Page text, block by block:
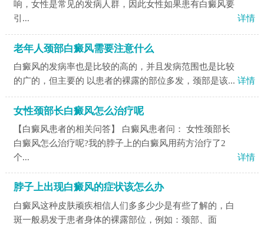
响，女性是常见的发病人群，因此女性如果患有白癜风要
引...
详情
老年人颈部白癜风需要注意什么
白癜风的发病率也是比较的高的，并且发病范围也是比较
的广的，但主要的 以患者的裸露的部位多发，颈部是该... 详情
女性颈部长白癜风怎么治疗呢
【白癜风患者的相关问答】 白癜风患者问： 女性颈部长
白癜风怎么治疗呢?我的脖子上的白癜风用药方治疗了2
个...
详情
脖子上出现白癜风的症状该怎么办
白癜风这种皮肤顽疾相信人们多多少少是有些了解的，白
斑一般易发于患者身体的裸露部位，例如：颈部、面